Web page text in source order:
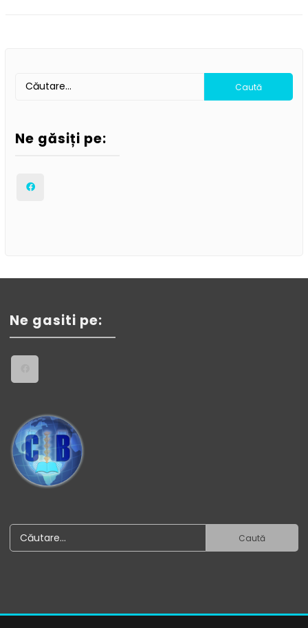
Ne găsiți pe:
Ne gasiti pe: